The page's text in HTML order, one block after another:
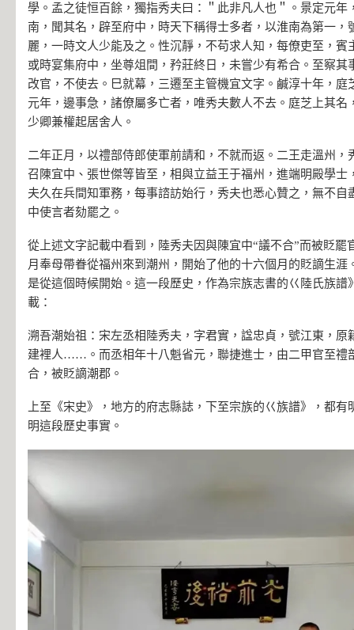
學。孟之徒恒百餘，獨指秀夫曰：＂此非凡人也＂。景定元年
南，聞其名，辟至府中，時天下稱得士多者，以淮南為第一，
麗，一時文人少能及之。性沉靜，不苟求人知，每僚吏至，賓
或時宴集府中，坐尊俎間，矜莊終日，未嘗少有希合。至察其
改官，不使去。巳就幕，三遷至主管機宜文字。鹹淳十年，庭
元年，邊事急，諸僚屬多亡者，唯秀夫數人不去。庭芝上其名
少卿兼權起居舍人。
二年正月，以禮部侍郎使軍前請和，不就而返。二王走溫州，
召陳宜中、張世傑等皆至，相與立益王于福州，進端明殿學士
夫久在兵間知軍務，每事諮訪始行，秀夫也悉心贊之，無不自
中使言者劾罷之。
從上述文字記載中看到，陸秀夫因與陳宜中“議不合”而被貶罷
月奉母帶眷從福州來到潮州，開始了他的十六個月的貶謫生涯
是從這個時候開始。這一段歷史，作為宗族志書的巜陸氏族譜
載：
溯吾潮始祖：宋左丞相陸秀夫，字君實，諡忠貞，號江東，原
建裡人……。而丞相年十八魁省元，聯捷進士，由二甲官至禮
合，被貶謫潮郡。
上至《宋史》，地方的府志縣誌，下至宗族的巜族譜》，都
明這段歷史事實。